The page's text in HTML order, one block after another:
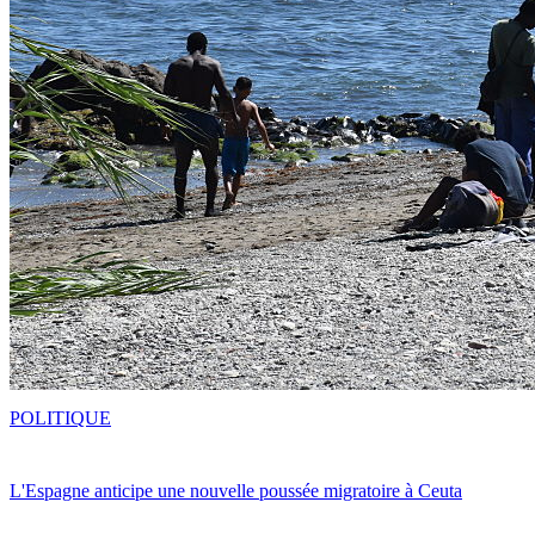
L'Espagne anticipe une nouvelle poussée migratoire à Ceuta
POLITIQUE